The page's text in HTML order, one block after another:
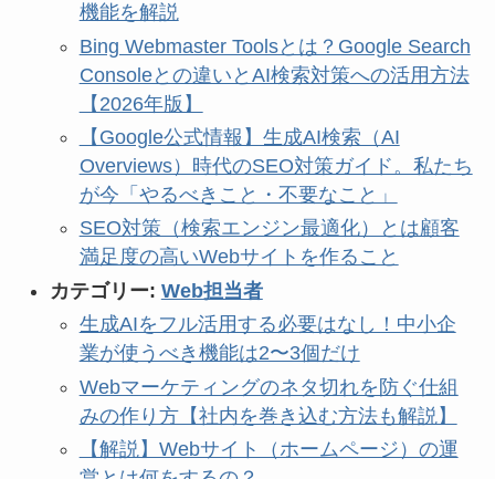
機能を解説
Bing Webmaster Toolsとは？Google Search
Consoleとの違いとAI検索対策への活用方法
【2026年版】
【Google公式情報】生成AI検索（AI
Overviews）時代のSEO対策ガイド。私たち
が今「やるべきこと・不要なこと」
SEO対策（検索エンジン最適化）とは顧客
満足度の高いWebサイトを作ること
カテゴリー: Web担当者
生成AIをフル活用する必要はなし！中小企
業が使うべき機能は2〜3個だけ
Webマーケティングのネタ切れを防ぐ仕組
みの作り方【社内を巻き込む方法も解説】
【解説】Webサイト（ホームページ）の運